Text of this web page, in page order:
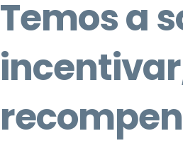
Temos a